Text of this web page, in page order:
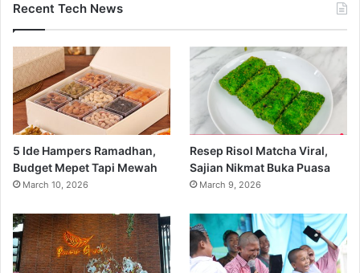
Recent Tech News
5 Ide Hampers Ramadhan,
Budget Mepet Tapi Mewah
March 10, 2026
Resep Risol Matcha Viral,
Sajian Nikmat Buka Puasa
March 9, 2026